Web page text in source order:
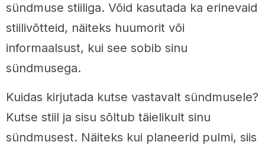
sündmuse stiiliga. Võid kasutada ka erinevaid
stiilivõtteid, näiteks huumorit või
informaalsust, kui see sobib sinu
sündmusega.
Kuidas kirjutada kutse vastavalt sündmusele?
Kutse stiil ja sisu sõltub täielikult sinu
sündmusest. Näiteks kui planeerid pulmi, siis